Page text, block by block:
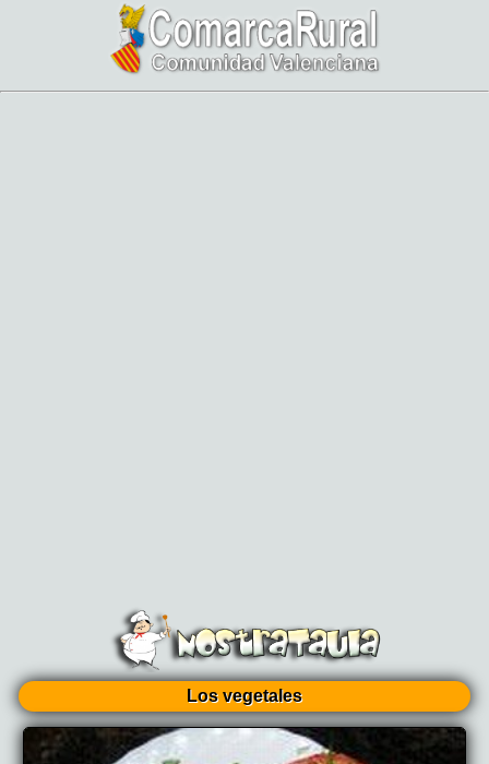
Los vegetales